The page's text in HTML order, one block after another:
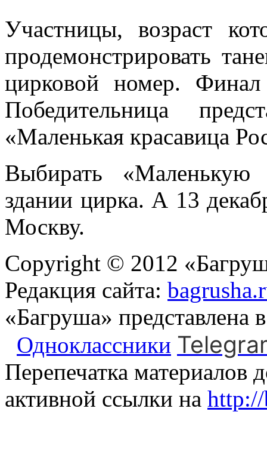
Участницы, возраст
продемонстрировать
цирковой номер.
Победительница
«Маленькая красавица
Выбирать «Маленькую
здании цирка. А 13
Москву.
Copyright © 2012
Редакция сайта:
«Багруша» представлена
Одноклассники
Перепечатка материалов
активной ссылки на http://